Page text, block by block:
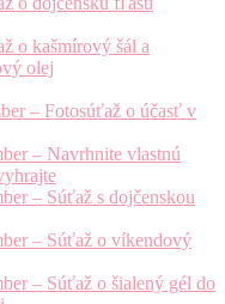
o kašmírový šál a
olej
– Fotosúťaž o účasť v
– Navrhnite vlastnú
– Súťaž s dojčenskou
– Súťaž o víkendový
– Súťaž o šialený gél do